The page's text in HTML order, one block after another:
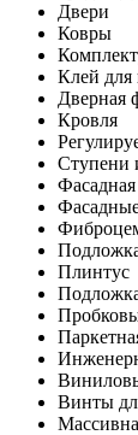
Двери
Ковры
Клей для
Дверная
Кровля
Ступени
Плинтус
Винты